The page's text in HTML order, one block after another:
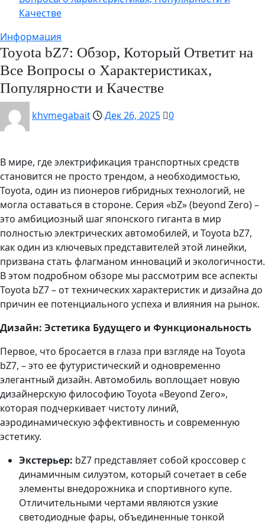
Качестве
Информация
Toyota bZ7: Обзор, Который Ответит на
Все Вопросы о Характеристиках,
Популярности и Качестве
khvmegabait Дек 26, 2025 0
В мире, где электрификация транспортных средств
становится не просто трендом, а необходимостью,
Toyota, один из пионеров гибридных технологий, не
могла оставаться в стороне. Серия «bZ» (beyond Zero) –
это амбициозный шаг японского гиганта в мир
полностью электрических автомобилей, и Toyota bZ7,
как один из ключевых представителей этой линейки,
призвана стать флагманом инноваций и экологичности.
В этом подробном обзоре мы рассмотрим все аспекты
Toyota bZ7 – от технических характеристик и дизайна до
причин ее потенциального успеха и влияния на рынок.
Дизайн: Эстетика Будущего и Функциональность
Первое, что бросается в глаза при взгляде на Toyota
bZ7, – это ее футуристический и одновременно
элегантный дизайн. Автомобиль воплощает новую
дизайнерскую философию Toyota «Beyond Zero»,
которая подчеркивает чистоту линий,
аэродинамическую эффективность и современную
эстетику.
Экстерьер: bZ7 представляет собой кроссовер с
динамичным силуэтом, который сочетает в себе
элементы внедорожника и спортивного купе.
Отличительными чертами являются узкие
светодиодные фары, объединенные тонкой